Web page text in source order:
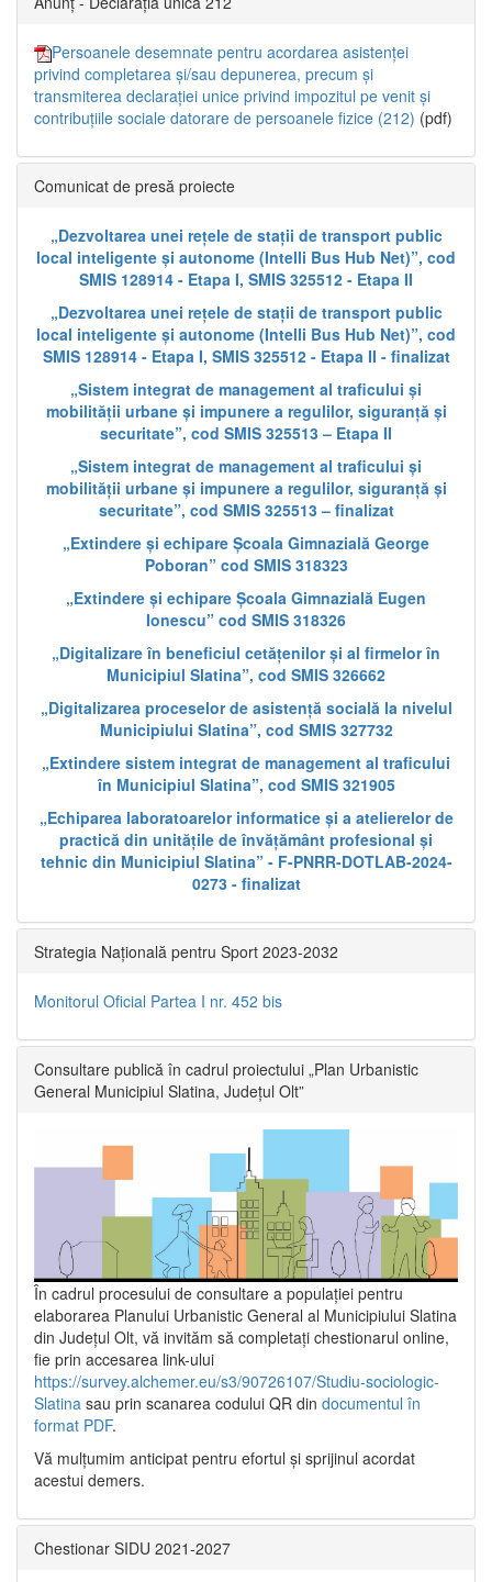
Persoanele desemnate pentru acordarea asistenței
privind completarea și/sau depunerea, precum și
transmiterea declarației unice privind impozitul pe venit și
contribuțiile sociale datorare de persoanele fizice (212) (pdf)
Comunicat de presă proiecte
„Dezvoltarea unei rețele de stații de transport public
local inteligente și autonome (Intelli Bus Hub Net)”, cod
SMIS 128914 - Etapa I, SMIS 325512 - Etapa II
„Dezvoltarea unei rețele de stații de transport public
local inteligente și autonome (Intelli Bus Hub Net)”, cod
SMIS 128914 - Etapa I, SMIS 325512 - Etapa II - finalizat
„Sistem integrat de management al traficului și
mobilității urbane și impunere a regulilor, siguranță și
securitate”, cod SMIS 325513 – Etapa II
„Sistem integrat de management al traficului și
mobilității urbane și impunere a regulilor, siguranță și
securitate”, cod SMIS 325513 – finalizat
„Extindere și echipare Școala Gimnazială George
Poboran” cod SMIS 318323
„Extindere și echipare Școala Gimnazială Eugen
Ionescu” cod SMIS 318326
„Digitalizare în beneficiul cetățenilor și al firmelor în
Municipiul Slatina”, cod SMIS 326662
„Digitalizarea proceselor de asistență socială la nivelul
Municipiului Slatina”, cod SMIS 327732
„Extindere sistem integrat de management al traficului
în Municipiul Slatina”, cod SMIS 321905
„Echiparea laboratoarelor informatice și a atelierelor de
practică din unitățile de învățământ profesional și
tehnic din Municipiul Slatina” - F-PNRR-DOTLAB-2024-
0273 - finalizat
Strategia Națională pentru Sport 2023-2032
Monitorul Oficial Partea I nr. 452 bis
Consultare publică în cadrul proiectului „Plan Urbanistic
General Municipiul Slatina, Județul Olt”
În cadrul procesului de consultare a populaţiei pentru
elaborarea Planului Urbanistic General al Municipiului Slatina
din Județul Olt, vă invităm să completați chestionarul online,
fie prin accesarea link-ului
https://survey.alchemer.eu/s3/90726107/Studiu-sociologic-
Slatina sau prin scanarea codului QR din documentul în
format PDF.
Vă mulţumim anticipat pentru efortul şi sprijinul acordat
acestui demers.
Chestionar SIDU 2021-2027